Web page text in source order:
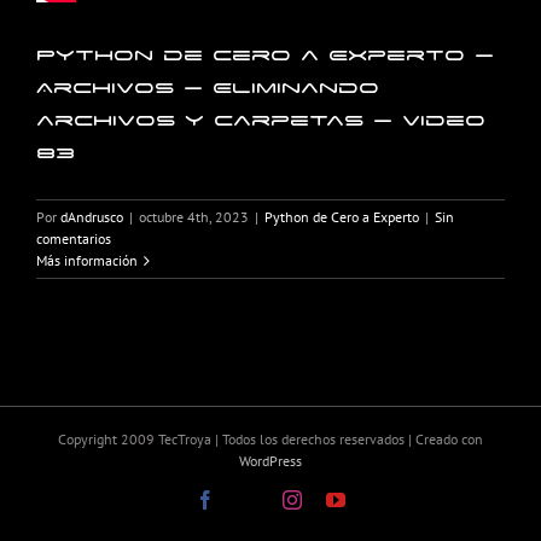
Python de Cero a Experto –
Archivos – Eliminando
archivos y carpetas – Video
83
Por dAndrusco | octubre 4th, 2023 | Python de Cero a Experto | Sin
comentarios
Más información
Copyright 2009 TecTroya | Todos los derechos reservados | Creado con
WordPress
Facebook InstagramYouTube